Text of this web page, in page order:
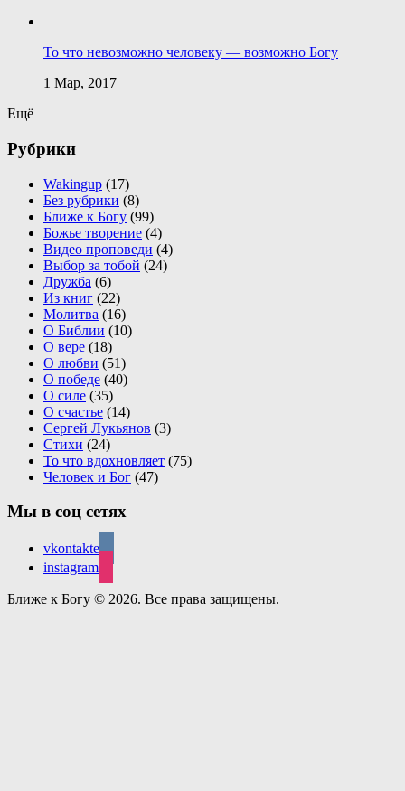
То что невозможно человеку — возможно Богу
1 Мар, 2017
Ещё
Рубрики
Wakingup (17)
Без рубрики (8)
Ближе к Богу (99)
Божье творение (4)
Видео проповеди (4)
Выбор за тобой (24)
Дружба (6)
Из книг (22)
Молитва (16)
О Библии (10)
О вере (18)
О любви (51)
О победе (40)
О силе (35)
О счастье (14)
Сергей Лукьянов (3)
Стихи (24)
То что вдохновляет (75)
Человек и Бог (47)
Мы в соц сетях
vkontakte
instagram
Ближе к Богу © 2026. Все права защищены.